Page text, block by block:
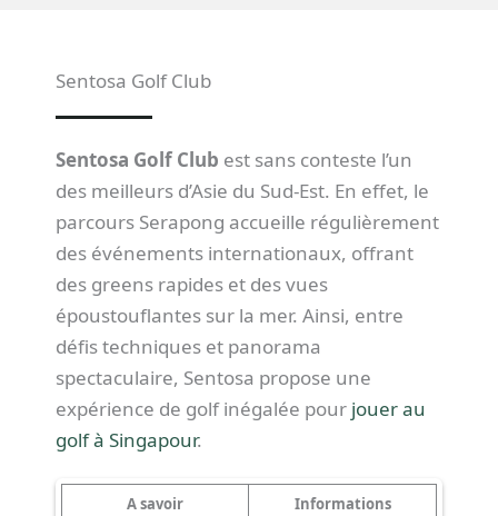
Sentosa Golf Club
Sentosa Golf Club est sans conteste l’un
des meilleurs d’Asie du Sud-Est. En effet, le
parcours Serapong accueille régulièrement
des événements internationaux, offrant
des greens rapides et des vues
époustouflantes sur la mer. Ainsi, entre
défis techniques et panorama
spectaculaire, Sentosa propose une
expérience de golf inégalée pour jouer au
golf à Singapour.
A savoir Informations